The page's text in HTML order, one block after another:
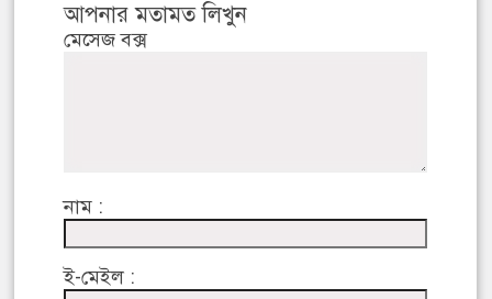
আপনার মতামত লিখুন
মেসেজ বক্স
নাম :
ই-মেইল :